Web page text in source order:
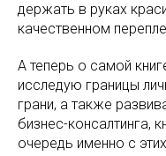
держать в руках
качественном
А теперь о самой
исследую границы
грани, а также
бизнес-консалтинга,
очередь именно с